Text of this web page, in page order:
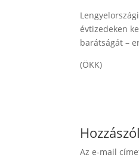
évtizedeken
barátságát –
(ÖKK)
Az e-mail